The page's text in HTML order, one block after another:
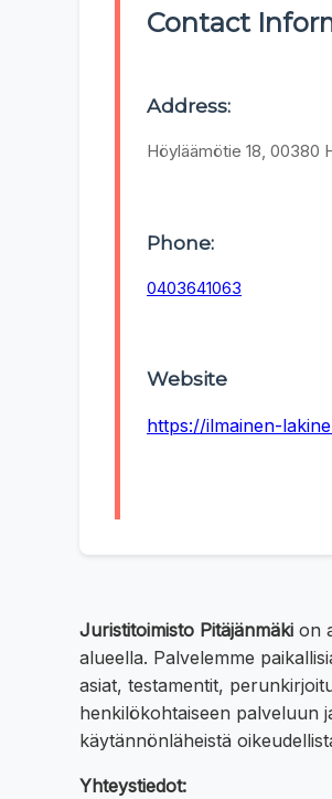
Contact
Address:
Höyläämötie 18, 00380
Phone:
0403641063
Website
https://ilmainen-
Juristitoimisto Pitäjänmäki on
alueella. Palvelemme
asiat, testamentit,
henkilökohtaiseen palveluun
käytännönläheistä
Yhteystiedot: